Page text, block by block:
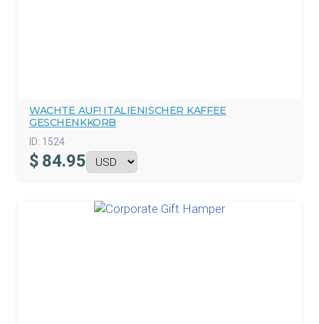
WACHTE AUF! ITALIENISCHER KAFFEE
GESCHENKKORB
ID: 1524
$ 84.95